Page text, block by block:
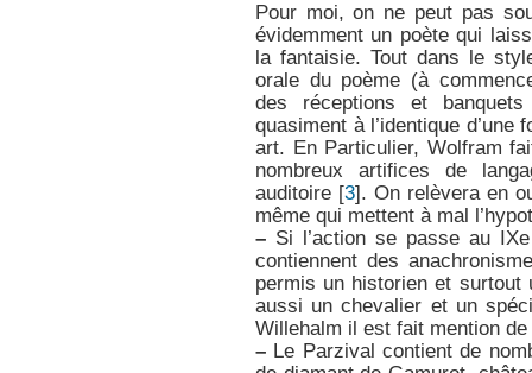
Pour moi, on ne peut pas
évidemment un poète qui
la fantaisie. Tout dans le
orale du poème (à
des réceptions et
quasiment à l’identique
art. En Particulier, Wolfram
nombreux artifices de
auditoire[3]. On relèvera en
même qui mettent à mal
–Si l’action se passe au
contiennent des
permis un historien et surtout
aussi un chevalier et un
Willehalm il est fait mention de
–Le Parzival contient de